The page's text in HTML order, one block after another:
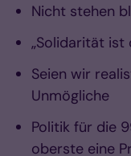
Nicht stehen
„Solidarität ist
Seien wir
Unmögliche
Politik für die
oberste eine